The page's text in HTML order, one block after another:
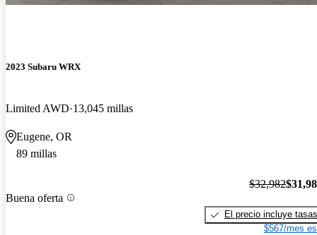
2023 Subaru WRX
Limited AWD 13,045 millas
Eugene, OR
89 millas
Buena oferta
$32,982
El precio incluye tasas
$567/mes